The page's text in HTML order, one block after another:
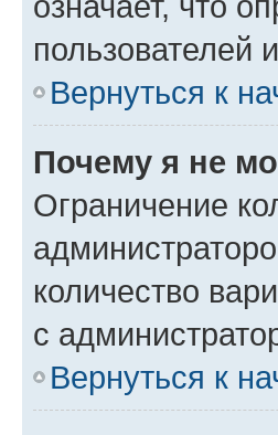
пользователей
Вернуться к
Почему я не
Ограничение
количество
с
Вернуться к